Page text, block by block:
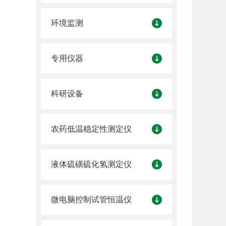
环境监测
专用仪器
科研设备
农药低温稳定性测定仪
液体硫磺硫化氢测定仪
微电脑控制试管恒温仪